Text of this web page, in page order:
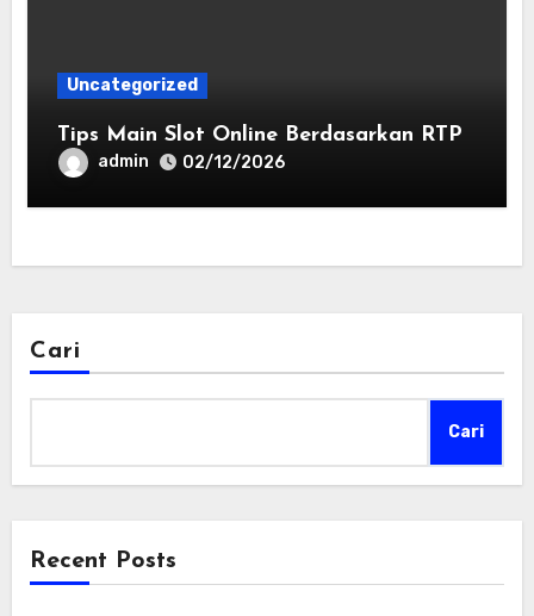
Uncategorized
Tips Main Slot Online Berdasarkan RTP
admin 02/12/2026
Cari
Cari
Recent Posts